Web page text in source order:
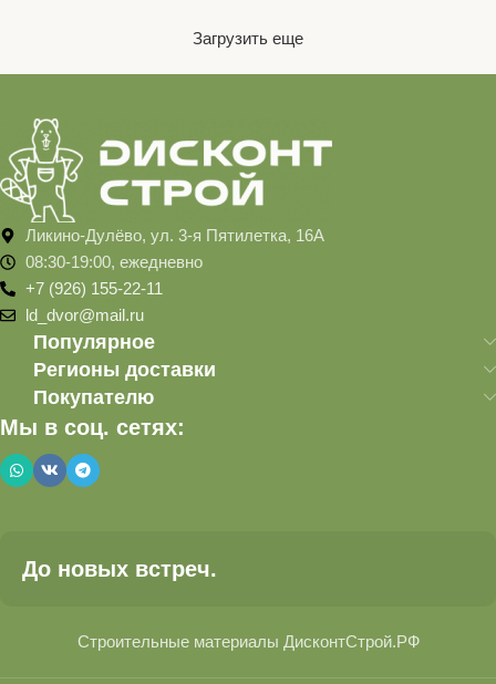
Загрузить еще
Ликино-Дулёво, ул. 3-я Пятилетка, 16А
08:30-19:00, ежедневно
+7 (926) 155-22-11
ld_dvor@mail.ru
Популярное
Регионы доставки
Покупателю
Мы в соц. сетях:
До новых встреч.
Строительные материалы ДисконтСтрой.РФ